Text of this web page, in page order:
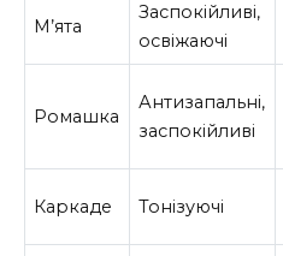
М’ята
Заспокійливі,
освіжаючі
Ромашка
Антизапальні,
заспокійливі
Каркаде Тонізуючі